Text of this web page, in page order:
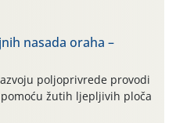
nasada oraha –
poljoprivrede provodi
žutih ljepljivih ploča